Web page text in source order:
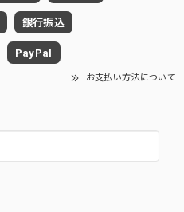
銀行振込
PayPal
お支払い方法について